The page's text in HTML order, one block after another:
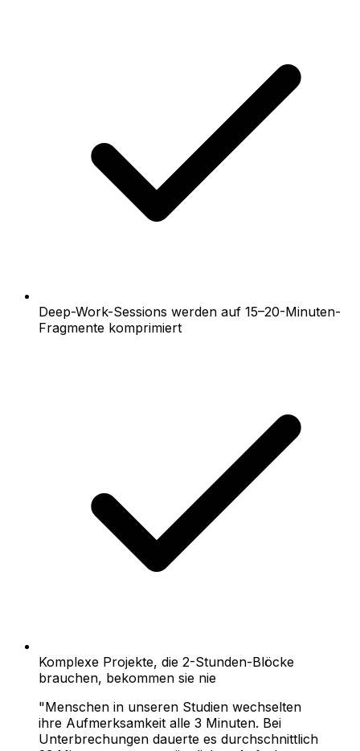
Deep-Work-Sessions werden auf 15–20-Minuten-
Fragmente komprimiert
Komplexe Projekte, die 2-Stunden-Blöcke
brauchen, bekommen sie nie
"Menschen in unseren Studien wechselten
ihre Aufmerksamkeit alle 3 Minuten. Bei
Unterbrechungen dauerte es durchschnittlich